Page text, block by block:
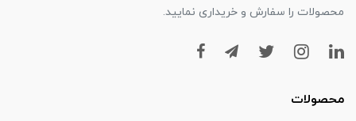
محصولات را سفارش و خریداری نمایید.
محصولات